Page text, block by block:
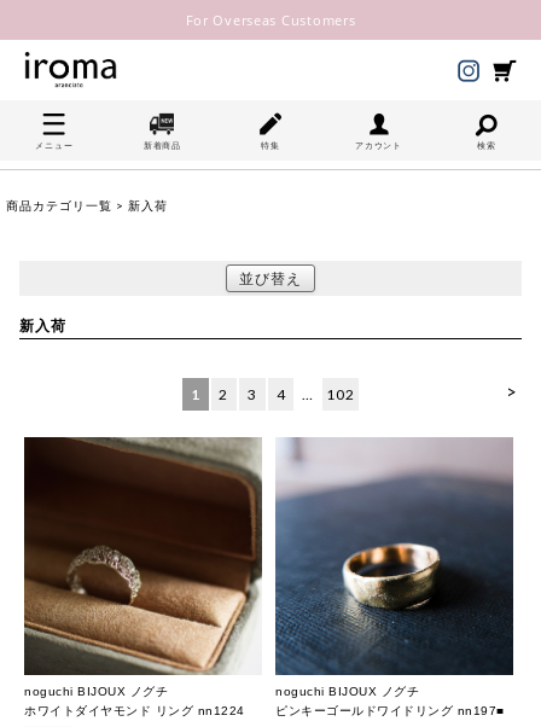
For Overseas Customers
メニュー 新着商品 特集 アカウント 検索
商品カテゴリ一覧 > 新入荷
並び替え
新入荷
>
1 2 3 4 … 102
noguchi BIJOUX ノグチ
ホワイトダイヤモンド リング nn1224
noguchi BIJOUX ノグチ
ピンキーゴールドワイドリング nn197■